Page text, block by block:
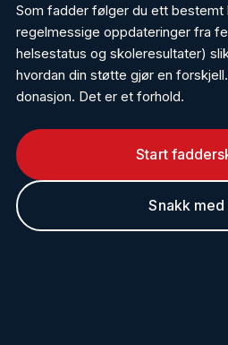
Som fadder følger du ett bestemt
regelmessige oppdateringer fra
helsestatus og skoleresultater)
hvordan din støtte gjør en
donasjon. Det er et forhold.
Start
Snakk med